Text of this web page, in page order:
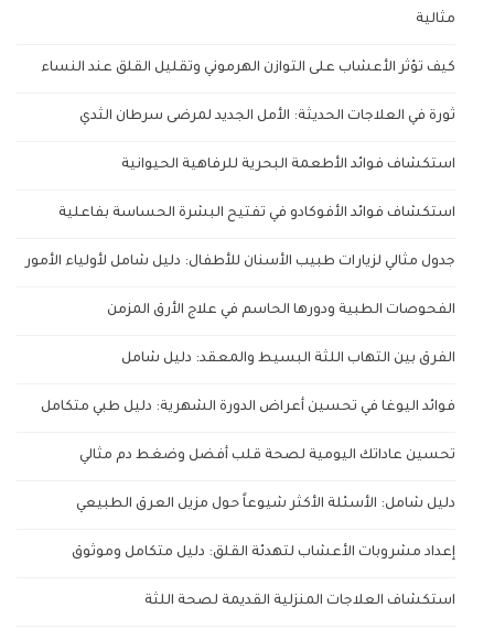
مثالية
كيف تؤثر الأعشاب على التوازن الهرموني وتقليل القلق عند النساء
ثورة في العلاجات الحديثة: الأمل الجديد لمرضى سرطان الثدي
استكشاف فوائد الأطعمة البحرية للرفاهية الحيوانية
استكشاف فوائد الأفوكادو في تفتيح البشرة الحساسة بفاعلية
جدول مثالي لزيارات طبيب الأسنان للأطفال: دليل شامل لأولياء الأمور
الفحوصات الطبية ودورها الحاسم في علاج الأرق المزمن
الفرق بين التهاب اللثة البسيط والمعقد: دليل شامل
فوائد اليوغا في تحسين أعراض الدورة الشهرية: دليل طبي متكامل
تحسين عاداتك اليومية لصحة قلب أفضل وضغط دم مثالي
دليل شامل: الأسئلة الأكثر شيوعاً حول مزيل العرق الطبيعي
إعداد مشروبات الأعشاب لتهدئة القلق: دليل متكامل وموثوق
استكشاف العلاجات المنزلية القديمة لصحة اللثة